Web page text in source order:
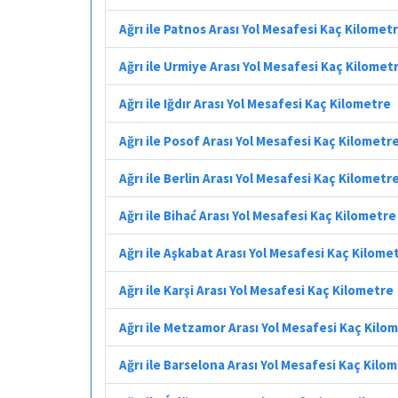
Ağrı ile Patnos Arası Yol Mesafesi Kaç
Ağrı ile Urmiye Arası Yol Mesafesi Kaç
Ağrı ile Iğdır Arası Yol Mesafesi Kaç Kilometre
Ağrı ile Posof Arası Yol Mesafesi Kaç
Ağrı ile Berlin Arası Yol Mesafesi Kaç
Ağrı ile Bihać Arası Yol Mesafesi Kaç Kilometre
Ağrı ile Aşkabat Arası Yol Mesafesi Kaç
Ağrı ile Karşi Arası Yol Mesafesi Kaç Kilometre
Ağrı ile Metzamor Arası Yol Mesafesi Kaç
Ağrı ile Barselona Arası Yol Mesafesi Kaç